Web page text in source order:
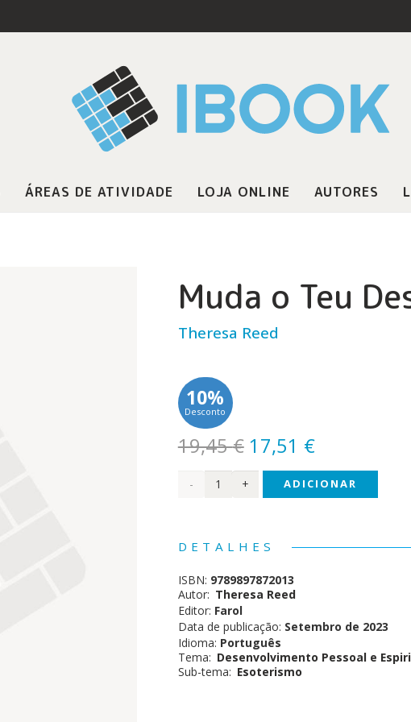
ÁREAS DE ATIVIDADE LOJA ONLINE AUTORES
Muda o Teu
Theresa Reed
10%
Desconto
19,45€ O
preço
original
17,51 €O
preço
atual
Quantidade
Teu
Destino
ADICIONAR
DETALHES
ISBN: 9789897872013
Autor: Theresa Reed
Editor: Farol
Data de publicação: Setembro de 2023
Idioma: Português
Tema: Desenvolvimento Pessoal e
Sub-tema: Esoterismo